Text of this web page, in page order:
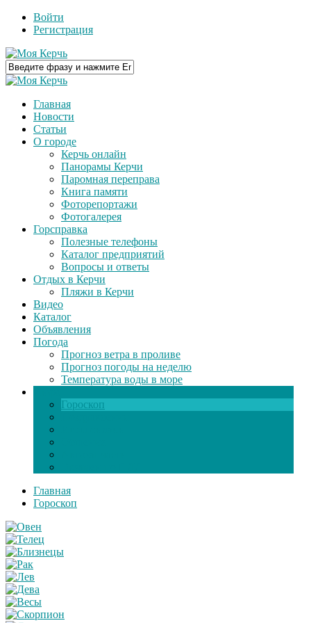
Войти
Регистрация
Главная
Новости
Статьи
О городе
Керчь онлайн
Панорамы Керчи
Паромная переправа
Книга памяти
Фоторепортажи
Фотогалерея
Горсправка
Полезные телефоны
Каталог предприятий
Вопросы и ответы
Отдых в Керчи
Пляжи в Керчи
Видео
Каталог
Объявления
Погода
Прогноз ветра в проливе
Прогноз погоды на неделю
Температура воды в море
Гороскоп
Главная
Гороскоп